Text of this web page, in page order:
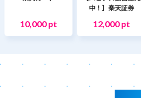
10,000 pt
中！】楽天証券
12,000 pt